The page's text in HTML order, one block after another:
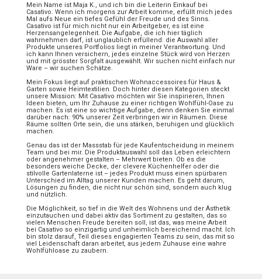
Mein Name ist Maja K., und ich bin die Leiterin Einkauf bei
Casativo. Wenn ich morgens zur Arbeit komme, erfüllt mich jedes
Mal aufs Neue ein tiefes Gefühl der Freude und des Sinns.
Casativo ist für mich nicht nur ein Arbeitgeber, es ist eine
Herzensangelegenheit. Die Aufgabe, die ich hier täglich
wahrnehmen darf, ist unglaublich erfüllend: die Auswahl aller
Produkte unseres Portfolios liegt in meiner Verantwortung. Und
ich kann Ihnen versichern, jedes einzelne Stück wird von Herzen
und mit grösster Sorgfalt ausgewählt. Wir suchen nicht einfach nur
Ware – wir suchen Schätze.
Mein Fokus liegt auf praktischen Wohnaccessoires für Haus &
Garten sowie Heimtextilien. Doch hinter diesen Kategorien steckt
unsere Mission: Mit Casativo möchten wir Sie inspirieren, Ihnen
Ideen bieten, um Ihr Zuhause zu einer richtigen Wohlfühl-Oase zu
machen. Es ist eine so wichtige Aufgabe, denn denken Sie einmal
darüber nach: 90% unserer Zeit verbringen wir in Räumen. Diese
Räume sollten Orte sein, die uns stärken, beruhigen und glücklich
machen.
Genau das ist der Massstab für jede Kaufentscheidung in meinem
Team und bei mir. Die Produktauswahl soll das Leben erleichtern
oder angenehmer gestalten – Mehrwert bieten. Ob es die
besonders weiche Decke, der clevere Küchenhelfer oder die
stilvolle Gartenlaterne ist – jedes Produkt muss einen spürbaren
Unterschied im Alltag unserer Kunden machen. Es geht darum,
Lösungen zu finden, die nicht nur schön sind, sondern auch klug
und nützlich.
Die Möglichkeit, so tief in die Welt des Wohnens und der Ästhetik
einzutauchen und dabei aktiv das Sortiment zu gestalten, das so
vielen Menschen Freude bereiten soll, ist das, was meine Arbeit
bei Casativo so einzigartig und unheimlich bereichernd macht. Ich
bin stolz darauf, Teil dieses engagierten Teams zu sein, das mit so
viel Leidenschaft daran arbeitet, aus jedem Zuhause eine wahre
Wohlfühloase zu zaubern.